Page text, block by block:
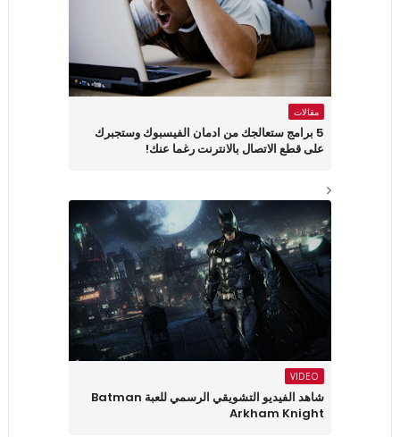
مقالات
5 برامج ستعالجك من ادمان الفيسبوك وستجبرك
على قطع الاتصال بالانترنت رغما عنك!
VIDEO
شاهد الفيديو التشويقي الرسمي للعبة Batman
Arkham Knight